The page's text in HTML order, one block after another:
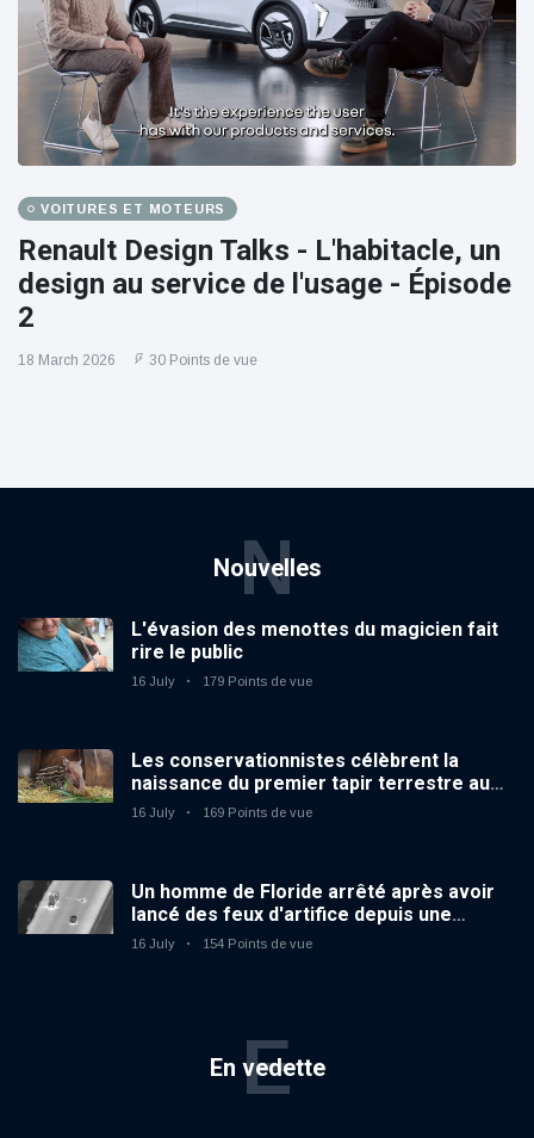
VOITURES ET MOTEURS
Renault Design Talks - L'habitacle, un
design au service de l'usage - Épisode
2
18 March 2026 30 Points de vue
Nouvelles
N
L'évasion des menottes du magicien fait
rire le public
16 July 179 Points de vue
Les conservationnistes célèbrent la
naissance du premier tapir terrestre au
zoo du Royaume-Uni depuis 14 ans
16 July 169 Points de vue
Un homme de Floride arrêté après avoir
lancé des feux d'artifice depuis une
voiture en mouvement
16 July 154 Points de vue
En vedette
E